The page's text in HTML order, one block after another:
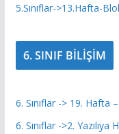
5.Sınıflar->13.Hafta-
6. SINIF BİLİŞİM
6. Sınıflar -> 19. Hafta
6. Sınıflar ->2. Yazılıya